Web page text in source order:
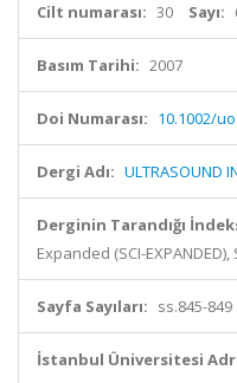
Cilt numarası: 30 Sayı:
Basım Tarihi: 2007
Doi Numarası: 10.1002/
Dergi Adı: ULTRASOUND
Derginin Tarandığı
Expanded (SCI-EXPANDED),
Sayfa Sayıları: ss.845-849
İstanbul Üniversitesi